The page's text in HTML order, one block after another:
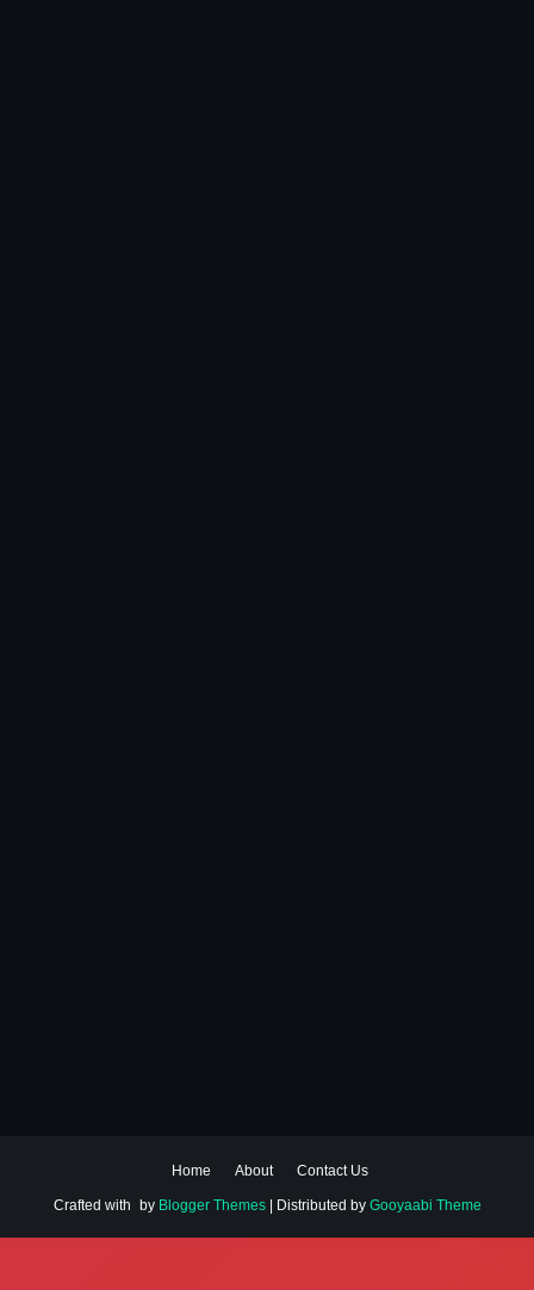
Home About Contact Us
Crafted with by Blogger Themes| Distributed by Gooyaabi Theme